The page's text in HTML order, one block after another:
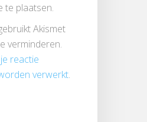
te plaatsen.
Akismet
verminderen.
reactie
verwerkt.